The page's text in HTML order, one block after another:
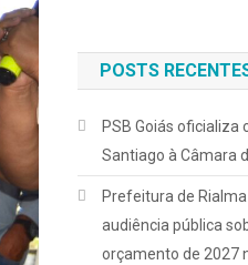
POSTS
PSB Goiás
Santiago à Câmara
Prefeitura de
audiência pública
orçamento de 2027